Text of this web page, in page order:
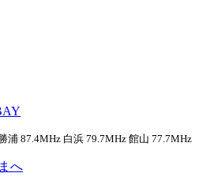
浦 87.4MHz 白浜 79.7MHz 館山 77.7MHz
へ